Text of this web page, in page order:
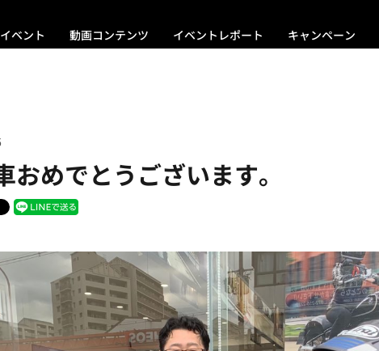
ベント 動画コンテンツ イベントレポート キャンペーン
おめでとうございます。